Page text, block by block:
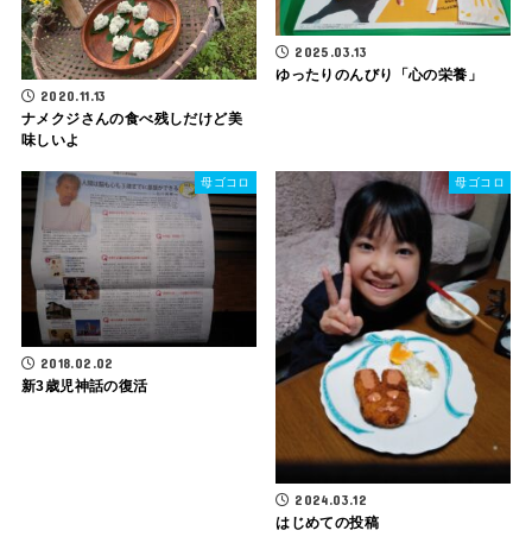
2020.11.13
ナメクジさんの食べ残しだけど美
味しいよ
2025.03.13
ゆったりのんびり「心の栄養」
母ゴコロ
2018.02.02
新3歳児神話の復活
母ゴコロ
2024.03.12
はじめての投稿